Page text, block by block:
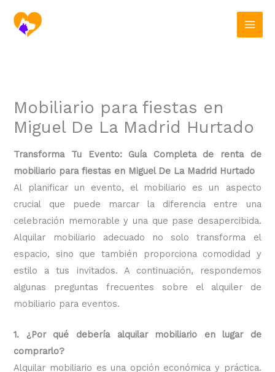
contenido
Mobiliario para fiestas en
Miguel De La Madrid Hurtado
Transforma Tu Evento: Guía Completa de renta de
mobiliario para fiestas en Miguel De La Madrid Hurtado
Al planificar un evento, el mobiliario es un aspecto
crucial que puede marcar la diferencia entre una
celebración memorable y una que pase desapercibida.
Alquilar mobiliario adecuado no solo transforma el
espacio, sino que también proporciona comodidad y
estilo a tus invitados. A continuación, respondemos
algunas preguntas frecuentes sobre el alquiler de
mobiliario para eventos.
1. ¿Por qué debería alquilar mobiliario en lugar de
comprarlo?
Alquilar mobiliario es una opción económica y práctica.